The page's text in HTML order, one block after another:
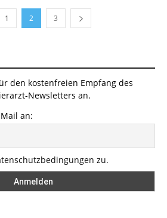
1 2 3
den kostenfreien Empfang des
Newsletters an.
an:
zu.